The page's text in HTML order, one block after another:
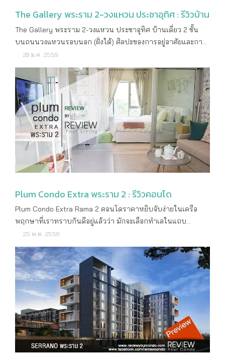
อ่านหนังสือก็ได้ค่ะ อยู่ก่อนที่จะเปิดประตูคีย์การ์ดอีกชั้นเป็นโซนเม
ลบ็อก และโถ่งลิฟท์ เดินเข้ามาทางด้านข้างอาคาร B เราจะเห็น
พื้นที่สีเขียวยาวไปจนถึงอาคาร C ด้านในสุด หากใครที่อยู่ห้อง
ทางฝั่งทิศใต้ของอาคาร B-C ก็จะได้วิวส่วนกลางสวยๆไปด้วยค่ะ
มีโซนสนามเด็กเล่น ห้องฟิตเนสจะอยู่เชื่อมกับอาคาร B ตรงบล็อก
สีส้มที่ยื่นออกมาจากอาคารค่ะ ห้องฟิตเนสจะเป็นกระจกใสรอบ
ด้าน สามารถมองออกไปเป็นวิวส่วนกลางทั้งฝั่งอาคาร B ที่เป็น
สนามเด็กเล่น และฝั่งอาคาร C ที่เป็นสระว่ายน้ำ ออกมาจากห้อง
ฟิตเนส แล้วเดินมาตามสวนสีเขียวจะพบกับสระว่ายน้ำข้างอาคาร
C สระว่ายน้ำระบบเกลือแบบฟรีฟอร์ม ความลึก 1.20 เมตร ส่วน
สระเด็กลึก 0.65 เมตร ยูนิตในอาคาร C ฝั่งทิศใต้จะได้วิวสวยที่สุด
ในโครงการเลยค่ะ บรรยากาศตรงนี้ลึกเข้ามาจากถนนใหญ่เล็ก
น้อย แต่ให้ความเงียบสงบกว่ามาก เดินเข้าไปอีกหน่อยจะมีที่นั่ง
เล่นริมสระด้วย ให้บรรยากาศสไตล์รีสอร์ทได้ดีจริงๆ ค่ะ ส่วนด้าน
โครงการจริงเสร็จแล้ว เรากลับเข้าไปดูห้องตัวอย่างภายใน Sale
กลางของโครงการมากขึ้นค่ะ ซึ่งห้องตัวอย่างจะมีทั้งหมด 2 ห้อง
คือ ขนาด 22.50 ตรม. และ 26.06 ตร.ม. เป็นห้อง Studio ทั้ง 2
แบบค่ะ เปิดห้องตัวอย่าง เริ่มจากห้องแรก ขนาด 22.50 ตร.ม. โซน
แรกเป็นห้องนั่งเล่น ขวามือเป็นเคาน์เตอร์วางทีวี ซ้ายมือเป็นโซฟา
ค่ะ ภายในห้องมีความสูงจากพื้นถึงฝ้าเพดาน 2.6 เมตร ใช้ไฟ
ซาลาเปา ปูพื้นด้วยลามิเนตหนา 8 มม. แต่ห้องที่จะได้จริงเป็นห้อง
เปล่านะคะ จะมีแค่สุขภัณฑ์ในห้องน้ำ เคาน์เตอร์ครัว กับเครื่อง
ปรับอากาศภายแบรนด์ซัมซุงในห้องนอนให้ 1 ตัว พื้นที่วางโซฟา
ขนาด 2 ที่นั่ง สามารถวางโต๊ะกลางหน้าโซฟาเฉพาะขนาดเล็กได้
พื้นที่วางเคาน์เตอร์ทีวีขนาดเล็ก เหมาะสำหรับวางทีวีจอแบน
หรือทีวีแบบแขวน ซ้ายมือเป็นพื้นที่อีกโซนของห้อง ต่อจากพื้นที่
ห้องนั่งเล่นจะเชื่อมต่อด้วยห้องนอน กั้นด้วยประตูกระจกบานเลื่อน
3 ห้องนอน 3 ห้องน้ำ 2 ที่จอดรถ Daisy พื้นที่ใช้สอย 175 ตาราง
เมตร 3 ห้องนอน 2 ห้องน้ำ 2 ที่จอดรถ Rosaline พื้นที่ใช้สอย
160 ตารางเมตร 3 ห้องนอน 3 ห้องน้ำ 2 ที่จอดรถ แบบบ้าน
Diphylleia พื้นที่ใช้สอย 180 ตารางเมตร 3 ห้องนอน 3 ห้องน้ำ 2
ที่จอดรถ แบบบ้าน Dahlia พื้นที่ใช้สอย 175 ตารางเมตร 3 ห้อง
นอน 3 ห้องน้ำ 2 ที่จอดรถ แบบบ้าน Daisy พื้นที่ใช้สอย 175
ตารางเมตร 3 ห้องนอน 2 ห้องน้ำ 2 ที่จอดรถ แบบบ้าน Rosaline
พื้นที่ใช้สอย 160 ตารางเมตร 3 ห้องนอน 3 ห้องน้ำ 2 ที่จอดรถ
สิ่งอำนวยความสะดวก คลับเฮ้าส์ สระว่ายน้ำ ฟิตเนส สนามเด็ก
เล่น สวนสาธารณะ Auto Access Card ระบบรักษาความ
ปลอดภัย และกล้องวงจรปิด สอบถามรายละเอียดเพิ่มเติม โทร
: 1739 ดูรายละเอียดเพิ่มเติม : towncollections.pruksa.com
The Gallery พระราม 2-วงแหวน ประชาอุทิศ : รีวิวบ้าน
The Gallery พระราม 2-วงแหวน ประชาอุทิศ บ้านเดี่ยว 2 ชั้น
บนถนนวงแหวนรอบนอก (ฝั่งใต้) ศิลปะของการอยู่อาศัยและการ
ใช้ชีวิต Art Endorsed Living ด้วยการเปิดอิสระให้คุณได้เลือก ได้
สร้างสรรค์ความศิลป์อย่างสุนทรีย์กับทุกรายละเอียดของบ้าน จาก
พฤกษา เรียลเอสเตท รายละเอียดโครงการ ราคาเริ่มต้น
4,990,000 บาท เจ้าของโครงการ บริษัท พฤกษา เรียลเอส
เตท จำกัด (มหาชน) ลักษณะโครงการ บ้านเดี่ยว 2 ชั้น ที่ตั้ง
โครงการ ซอยประชาอุทิศ 90 แขวงประชาอุทิศ เขต
ประชาอุทิศ กรุงเทพฯ สถานที่สำคัญใกล้เคียง Big C Lotus
Index Living Mall Home Pro อนุบาลเด่นหล้า รร.กสิณธร
รร.เทพศิรินทร์ นนทบุรี วิทยาลัยราชพฤกษ์ รพ.เกษมราษฏร์
รพ.พระนั่งเกล้า แบบบ้านและขนาดพื้นที่ใช้สอย
FRANCESCO พื้นที่ใช้สอย 206 ตร.ม. 3 ห้องนอน 3 ห้องน้ำ 2 ที่
ที่จอดรถ PISSARO พื้นที่ใช้สอย 147 ตร.ม. 3 ห้องนอน 2 ห้องน้ำ 2
ที่จอดรถ แบบบ้าน FRANCESCO พื้นที่ใช้สอย 206 ตร.ม. 3 ห้อง
นอน 3 ห้องน้ำ 2 ที่จอดรถ แบบบ้าน DELANCY พื้นที่ใช้สอย 176
ตร.ม. 3 ห้องนอน 2 ห้องน้ำ 2 ที่จอดรถ แบบบ้าน PISSARO พื้นที่
ใช้สอย 147 ตร.ม. 3 ห้องนอน 2 ห้องน้ำ 2 ที่จอดรถ สิ่งอำนวย
ความสะดวก คลับเฮ้าส์ สวนสาธารณะ สระว่ายน้ำ ฟิตเนส Auto
Access Card ระบบรักษาความปลอดภัยและกล้องวงจรปิด
สอบถามรายละเอียดเพิ่มเติม โทร : 1739 ดูรายละเอียดเพิ่มเติม :
towncollections.pruksa.com
28 ม.ค. 2559
Plum Condo Extra พระราม 2 : รีวิวคอนโด
Plum Condo Extra Rama 2 คอนโดราคาหยิบจับง่ายในเครือพฤกษาที่เราทราบกันดีอยู่แล้วว่า มักจะเลือกทำเลในแถบชานเมืองเสียเป็นส่วนใหญ่ ซึ่งตัวโครงการนี้ตั้งอยู่ทางฝั่งตะวันตกของกรุงเทพ บนถนนสายหลักที่มุ่งหน้าลงใต้ ตอบโจทย์กลุ่มเป้าหมายระดับกลางที่อยากได้คอนโดในราคาที่ไม่สูงเกินเอื้อมมากนัก รอบๆ โครงการและหน้าตาห้องจะเป็นอย่างไรบ้าง ตามมาดูกันเลยครับ การเดินทาง การเดินทางในครั้งนี้เราใช้เส้นทางด่วนเฉลิมมหานคร ข้ามสะพานพระราม 9 หรือสะพานแขวนมาลงที่พระราม 2 กันเลยครับ ง่ายและสะดวกดีครับเส้นทางนี้ พอลงจากทางด่วนมาแล้ว เจอทางออกแรกก็วิ่งตามเส้นคู่ขนานมาอีกประมาณ 2 กิโลเมตรก็ถึงตัวโครงการแล้ว จุดสังเกตุง่ายๆ ก็คือ โครงการ Plum Condo Extra Rama 2 จะถึงก่อนโรงพยาบาลบางมดเล็กน้อยครับ แต่ถ้าไม่อยากขึ้นทางด่วนก็สามารถใช้เส้นทางดาวคะนอง โดยข้ามสะพานพระราม 3 หรือสะพานกรุงเทพ 2 แล้วลงที่ถนนสมเด็จพระเจ้าตากสินไปดาวคะนอง และมาเลี้ยวเข้าถนนพระราม 2 อีกครั้งก็ได้เช่นกัน แต่การเดินทางบนถนนสมเด็จพระเจ้าตากสินในช่วงนี้ไม่ค่อยสะดวกเลย เพราะมีการขุดเจาะทำอุโมงค์ลอดตรงสี่แยกมไหสวรรค์ ถ้าไม่จำเป็นก็ไม่ค่อยแนะนำให้ใช้เส้นทางนี้เลยครับ การจราจรติดขัดมากเกือบตลอดเวลา เลี่ยงไปใช้เส้นทางอื่นจะดีกว่า แผนที่การเดินทางรอบๆ โครงการ การเดินทางวันนี้เราจะขอเริ่มจากบนทางด่วนศรีรัช มุ่งหน้าดาวคะนองนะครับ ตามป้ายไปเรื่อยๆ เลยครับ เบี่ยงออกทางขวาตามป้าย เพื่อไปขึ้นสะพานพระราม 9 ขึ้นสะพานพระราม 9 มาแล้วจะเห็นธนาคารกสิกรไทย สำนักงานใหญ่ตั้งตระหง่านอยู่ทางขวามือ เมื่อลงสะพานมาแล้วเราตรงต่อไปอีกนะครับ ทางซ้ายจะไปออกถนนสุขสวัสดิ์ ถึงตรงนี้เราจะไม่ตามป้ายดาวคะนองแล้วนะครับ เราต้องไปทางสมุทรสาคร ชิดขวาเพื่อไปทางสมุทรสาคร ตามป้ายเลยครับ เมื่อแยกออกมาทางสมุทรสาคร เพื่อไปลงที่ถนนพระราม 2 จะเห็นโรงพยาบาลบางปะกอก 9 อินเตอร์เนชั่นแนล อยู่ด้านขวามือ เมื่อลงมาที่ถนนพระราม 2 แล้ว ให้ชิดซ้ายไว้เลยนะครับ เราจะออกที่ทางออกแรกเลย เมื่อออกจากทางคู่ขนานมาแล้วก็ใกล้ถึงแล้วล่ะครับ จุดสังเกตของโครงการคือท่อผ้าเป่าลมสีชมพูนี่แหละครับ เจอแล้วก็เลี้ยวเข้าไปเลยครับ ปัจจุบันโครงการก่อสร้างเฟส 1 ให้เห็นเป็นรูปเป็นร่างแล้วนะครับ ส่วนพื้นที่ว่างข้างๆ ก็จะใช้ในการก่อสร้างเฟส 2 ต่อไปในอนาคต หน้าตาของสำนักงานขายโครงการ บรรยากาศภายใน ส่วนการเดินทางด้วยระบบขนส่งมวลชนสาธารณะอื่นๆ ก็มีทั้งรถเมล์ รถตู้ หรือถ้าจะไปไหนในระยะใกล้ๆ ก็มีพี่วินมอเตอร์ไซค์ กับรถสองแถวให้ใช้บริการได้ แต่ถ้าเอาสะดวกหน่อยก็เรียกแท็กซี่เลยครับ เรียกง่ายเพราะหน้าโครงการติดถนนใหญ่ ส่วนรถไฟฟ้านี่คงต้องรอกันอีกนานเลย แถมที่ตั้งโครงการก็ไม่ได้อยู่ใกล้กับแนวรถไฟฟ้าด้วย เอาเป็นว่าแค่ลองคิดๆ เผื่อไว้สำหรับอนาคต รอให้รถไฟฟ้า MRT สายสีม่วงสร้างเสร็จ สถานีที่ใกล้ที่สุดก็น่าจะเป็นสถานีดาวคะนอง ซึ่งก็น่าจะพอช่วยร่นระยะเวลาในการเดินทางเข้าออกเมืองไปได้บ้าง วิเคราะห์รอบโครงการ เรามาดูทำเลบริเวณรอบๆ โครงการกันบ้าง โครงการ Plum Condo Extra Rama 2 ตั้งอยู่ริมถนนคู่ขนานพระราม 2 หน้าโครงการตรงกับเกือกม้ากลับรถพอดีเลย ข้างๆ โครงการเป็นปั๊มน้ำมันปตท. ซึ่งใหญ่พอสมควรเลย เพราะมีทั้งร้านสะดวกซื้อและร้านอาหารอีกนิดหน่อย ถัดไปก่อนจะถึงโรงพยาบาลบางมด มีลานกว้าง และทางเลี้ยวเข้าพระราม 2 ซอย 43 บริเวณนี้เป็นพื้นที่ชุมชนด้านในซอยเป็นหมู่บ้านสินทวี ตรงปากซอยจึงมีทั้งคิวรถสองแถว วินมอเตอร์ไซค์รับจ้าง เป็นจุดจอดรถตู้ รวมถึงร้านสะดวกซื้อ ร้านอาหาร ร้านขนม ตลาดสด รถเข็น แผงลอย ก็เปิดขายกันเกือบตลอดวัน บริเวณนี้จึงคึกคักมากเป็นพิเศษ แวะมาหาของกิน ซื้อกับข้าวกลับเข้าบ้านได้ครับ นอกจากนี้ในซอยก็มีร้านขายยา ร้านทำผม คลินิกทำฟัน ร้านซักรีด ร้านแว่น ร้านขายของชำ และร้านอื่นๆ อีกเต็มไปหมด พอถัดจากซอยนี้ไปเราก็จะเจอทางเข้าโรงพยาบาลบางมด ศูนย์สุขภาพและความงาม My Care, Health Land, โชว์รูมรถ, ปั๊มน้ำมันบางจาก ไปจนถึง Big C พระราม 2 ก็จะเจอเกือกม้ากลับรถอีกอัน ซึ่งเชื่อมเข้าห้างเซ็นทรัลพระราม 2 ได้เลย หรือจะกลับรถวิ่งเข้าเมืองก็ต้องใช้สะพานกลับรถอันนี้แหละครับ ซึ่งห้างหลักๆ ที่อยู่ใกล้กับโครงการก็จะมี Big C และเซ็นทรัลนี่แหละ ที่เป็นเหมือนแหล่งช็อปปิ้งหลักของผู้คนในย่านนี้ แต่ถ้าขับรถเลยจากบริเวณนี้ไปอีก ก็จะมี Tesco Lotus และตลาดสดขนาดใหญ่อีกแห่ง ใกล้กับทางแยกใหญ่ที่ตัดไปออกถนนกาญจนาภิเษก และทางด่วนวงแหวนอุตสาหกรรม เชื่อมไปบางนาได้อีกทาง ปั๊ม ปตท. ที่อยู่ข้างๆ โครงการ พระราม 2 ซอย 43 บริเวณปากซอยมีร้านสะดวกซื้อ ร้านขายอาหาร ถัดจากซอยไปอีกหน่อยจะมีทางเข้าโรงพยาบาลบางมด ต่อด้วย Health Land ส่วนบริเวณรอบๆ ตัวโครงการ Plum Condo Extra Rama 2 ส่วนใหญ่ยังเป็นบ้านพักอาศัยในแนวราบสูง 1-2 ชั้นครับ จะมีอาคารพาณิชย์บ้างตรงโซนด้านหน้าติดถนนใหญ่ แต่ก็สูงไม่เกิน 4-5 ชั้น เรื่องปัญหาการบังวิวจึงมีผลกระทบน้อยมาก ยิ่งในเฟสแรกที่เปิดขายอยู่ลึกเข้ามาด้านในทางฝั่งขวาของพื้นที่ทั้งหมด จึงเรียกว่าไม่โดนตึกแถวด้านหน้าบังวิวเลยด้วยซ้ำ สำหรับโครงการ Low Rise แบบนี้ เลือกซักชั้น 3 ขึ้นไปก็พ้นวิวหลังคาบ้านละครับ Master Plan แสดงให้เห็นถึงภาพรวมของโครงการในเฟสแรก ซึ่งจะใช้ทางเข้าร่วมกับเฟสอื่นๆ และ Commercial ด้านหน้า ถนนทางเข้าจะเป็นถนน 2 เลน ผ่าน 3 วงเวียน ก่อนจะถึงทางเข้าตัวโครงการ สำหรับเฟสแรกที่กำลังเปิดขายกันอยู่นี้ ประกอบด้วยอาคาร Low Rise สูง 8 ชั้นทั้งหมด 3 อาคาร ซึ่งจะมีคลองเล็กๆ กั้นที่ดินตรงนี้ออกจากที่ดินผืนใหญ่ของโครงการอีกที ทำให้โครงการในเฟสแรกดูเป็นสัดส่วนแยกออกมาอย่างชัดเจน ลักษณะที่ดินเป็นสี่เหลี่ยมผืนผ้า ตั้งเป็นแนวยาวลึกเข้ามาด้านในตามทิศเหนือใต้ ดังนั้นห้องพักในตัวอาคารจึงเรียงตัวเผชิญหน้ากับแดดจากทิศตะวันออกและตะวันตกเสียเป็นส่วนใหญ่ ในขณะที่ห้องชั้นล่างๆ ของอาคาร A และ B ที่หันหน้าเข้าหากันอาจจะพ้นระยะแดดบ้างจากที่ได้ตึกตรงข้ามบังให้ แต่ก็ไม่น่าจะมากเท่าไหร่ ในส่วนของห้องพักจะเริ่มตั้งแต่ชั้น 2 ขึ้นไปนะครับ ยกเว้นอาคาร C ที่มีห้องพักตั้งแต่ชั้น 1 เลย และ Facility ส่วนกลางทั้งหมดก็จะอยู่ตรงคอร์ทกลางระหว่างอาคาร แต่แยกเป็น 2 โซน โซนแรกอยู่ระหว่างอาคาร A และ B จะมีสระว่ายน้ำขนาด 6x20 เมตร ล้อมรอบไปด้วยสวนหย่อมเพื่อเพิ่มความเป็นส่วนตัว ลดทอนการมองเห็นจากลานจอดรถ และยังมีสนามเด็กเล่นอยู่ในโซนนี้ด้วย ในขณะที่โซนหน้าอาคาร C จะเป็นห้องออกกำลังกาย และมีพื้นที่สวนไว้ให้พักผ่อนอีกนิดหน่อย การแยกพื้นที่ส่วนกลางออกเป็น 2 โซนแบบนี้ อาจจะไม่ค่อยสะดวกสำหรับคนที่ต้องการออกกำลังกาย แล้วไปว่ายน้ำต่อ เพราะต้องเดินข้ามโซนไป เช่นเดียวกันกับลูกบ้านในอาคาร C ก็จะอยู่ห่างจากสระว่ายน้ำมากหน่อย และลูกบ้านในอาคาร A และ B ที่ต้องเดินไกลอีกนิดถ้าจะมาออกกำลังกายที่ห้อง Fitness แต่โดยภาพรวมแล้ว ทางโครงการก็จัดพื้นที่ส่วนกลางให้มากขึ้นพอสมควรเลยนะครับ เพราะมีคำว่า Extra ต่อท้ายนี่แหละครับ เห็นว่ามีเพิ่มพื้นที่สวนและเส้นทางจักรยานให้ในโครงการด้วยนะครับ จะใช้งานได้จริงแค่ไหน ต้องรอดูตอนสร้างเสร็จอีกที เรื่องพื้นที่จอดรถ ในบริเวณเฟสแรกจะใช้พื้นที่ใต้อาคาร และพื้นที่กลางแจ้งเป็นที่จอดรถนะครับ ซึ่งสามารถรองรับจำนวนรถแบบนับรวมจอดซ้อนคันแล้วได้ถึง 40% ถือว่าไม่มากไม่น้อยสำหรับโครงการในระดับนี้ และจากที่เห็นในโมเดลยังมีพื้นที่จอดรถจักรยานตามอาคารด้วย แต่ไม่รู้ว่าของจริงจะจอดกันแบบไหน และเหมาะที่เราจะเอาจักรยานมาจอดไว้กลางแจ้งแบบในโมเดลรึเปล่าครับ ภาพจากโมเดลโครงการ แสดงให้เห็น Facility ที่อยู่ตรงกลางระหว่างอาคารทั้ง 2 ฝั่ง ภาพจำลองสระว่ายน้ำขนาด 6x20 เมตร อยู่ระหว่างอาคาร A กับ B ภาพจากโมเดลจำลองฟิตเนสที่ตั้งอยู่หน้าอาคาร C ทางเข้า-ออก โครงการ พาชมห้องตัวอย่าง สำหรับห้องของโครงการ Plum Condo Extra Rama 2 ส่วนใหญ่จะเป็นห้องแบบ 1 Bedroom-s และห้อง 1 Bedroom นะครับ ส่วนห้องแบบ 2 Bedroom ก็มีบ้างแต่ไม่มากนัก และเป็นห้องมุมอาคารซะทั้งหมด เรามาดูห้องตัวอย่างของทางโครงการกันดีกว่าครับ เริ่มด้วยห้องแบบ 1 Bedroom-s ขนาด 22.87 ตร.ม. ซึ่งเป็นขนาดเริ่มต้นที่เล็กกระทัดรัด แต่จัด Layout ห้องได้ค่อนข้างลงตัวเหมือนกัน พื้นที่ห้องนอน ที่นั่งเล่น หรือโต๊ะทำงาน ใช้พื้นที่ในโซนเดียวกันหมดเลย ในขณะที่ห้องน้ำและห้องครัวแยกออกไปที่ด้านของห้อง ถ้ากั้นประตูกระจกเพิ่มอีกหน่อยตรงทางเข้าห้องครัวก็จะได้เป็นครัวปิด สามารถทำอาหารกันได้จริงจังหน่อย เพราะไม่ต้องกลัวกลิ่นรบกวนในห้องนอน และสามารถเปิดประตูระเบียงช่วยระบายกลิ่นได้ ซึ่งอันนี้เป็นไอเดียนะครับ เพราะทางโครงการไม่ได้ติดประตูกั้นห้องครัวมาให้ โดยรวมแล้วถ้าไม่ได้มีข้าวของมากมาย ห้องแบบนี้ก็อยู่คนเดียวได้แบบหลวมๆ เลยครับ แบบห้อง 1 Bedroom-s ขนาด 22.87 ตารางเมตร เมื่อเข้ามาในห้องแล้วจะเจอส่วนของ Living Area ก่อนเลยครับ พื้นที่ในส่วน Living Area จะดูกระทัดรัดสักหน่อยนะครับ ในห้องตัวอย่างใช้ทีวีแบบแขวนผนังทำให้ดูพื้นที่ดูโล่งขึ้นมาหน่อย จุดที่วางโซฟา ถ้าวางโซฟา 2 ที่นั่งแบบในห้องตัวอย่างก็จะมีพื้นที่ข้างๆ เหลือให้วางโต๊ะข้างหรือโต๊ะทำงานได้อีกหน่อย หรือเอาไม่โต๊ะทำงาน แต่จะวางโซฟา 3 ที่นั่งก็ได้เหมือนกันครับ ระยะห่างระหว่างโซฟากับทีวีถือว่าโอเคเลยครับ ไม่ได้ใกล้มาจนเกินไป คราวนี้เราเข้าไปดูห้องนอนที่อยู่ด้านในกันต่อ ห้องนอนจะกั้นด้วยประตูกระจกบานเลื่อน 2 ตอน ในห้องตัวอย่างวางเตียงขนาด 5 ฟุต อย่างที่เห็นนะครับ พื้นที่รอบๆ เตียงจะเหลืออยู่นิดหน่อย หน้าต่างในห้องนอนจะเป็นบาน Fix บานใหญ่ และมีบานเปิดอยู่ด้านขวามือ 1 บาน ด้านปลายเตียงจะเป็นตู้เสื้อผ้า และมีพื้นที่ว่างข้างๆ สามารถวางเป็นโต๊ะเครื่องแป้งได้ครับ มาดูกันต่อที่ห้องครัวเลยครับ เคาน์เตอร์ครัวจะได้ขนาดเล็กกระทัดรัด เหมาะสำหรับใช้ในการเตรียมอาหาร ชั้นลอยด้านบนจะเป็นจุดที่วางไมโครเวฟ อีกด้านจะเป็นโต๊ะทานอาหารสำหรับ 2 ทาน ระเบียงจะอยู่ต่อจากครัวนะครับ กั้นด้วยประตูกระจกบานเลื่อน 2 ตอน ขนาดความกว้างของระเบียงประมาณ 1.1 เมตร จุดที่วางเครื่องซักผ้า วางงานระบบมาให้พร้อม มองย้อนจากระเบียงผ่านครัวเข้ามา จะเป็นห้องน้ำ การจัดวางสุขภัณฑ์ในห้องน้ำ โดยสุขภัณฑ์ที่ใช้ทั้งหมดจะเป็นของ Mogen อ่างล้างหน้าทรงสี่เหลี่ยม มาพร้อมกระจกเงาขนาดพอดีตัว โถสุขภัณฑ์จะใช้ถังพักน้ำแบบฝังผนัง ทำให้มีพื้นที่วางของเพิ่มขึ้นมาอีกนิดหน่อย ส่วน Shower Box ขนาดก็เกือบๆ จะพอดีตัวเลยนะครับ ค่อนข้างเล็กอยู่สักหน่อย ฉากกั้น Shower Box ที่เห็นทางโครงการไม่ได้แถมมาให้ด้วยนะครับ ห้องต่อไปเป็นห้องแบบ 1 Bedroom พื้นที่ใช้สอยเพิ่มมาอีกหน่อยที่ 28.78 ตร.ม. ลักษณะห้องนี้จะลึกกว่าห้องแบบ 1 Bedroom-s นิดหน่อย และมีการกั้นพื้นที่ใช้สอยให้แยกออกจากกันชัดเจนขึ้น ทั้งในส่วนของห้องนอนที่มีประตูกระจกบานเลื่อนเพื่อเพิ่มความเป็นส่วนตัวมากขึ้น และ Living Area ก็กว้างพอที่วางโต๊ะกินข้าวเพิ่มได้ หรือจะตกแต่งให้เป็นพื้นที่ห้องนั่งเล่นไปเต็มๆ เลยก็ได้ ส่วนพื้นที่ครัวและห้องน้ำก็แยกไว้อีกด้านคล้ายๆ กับห้องก่อนหน้า แต่มีประตูเลื่อนมาให้เลยดูเป็นสัดส่วนมากกว่า แปลนห้อง 1 ห้องนอน ขนาด 28.78 ตารางเมตร จะเห็นว่าในแปลนห้องจะมีโต๊ะทานอาหารวางอยู่หน้าห้องนอน แต่ในห้องตัวอย่างไม่มีนะครับ ห้องนี้ตกแต่งด้วยโทนสีหวานๆ เหมาะกับคุณผู้หญิงที่สุดเลยครับ เข้ามาในห้องแล้วจะเจอกับส่วน Living Area ก่อนเลยครับ คล้ายๆ กับห้อง 1 Bedroom-s ระยะห่างระหว่างทีวีกับโซฟาถือว่าห่างทีเดียวครับ วางทีวีจอใหญ่ๆ ได้สบายๆ จุดที่วางโซฟามีพื้นที่เยอะพอสมควร นอกจากโซฟาแล้ว สามารถวางชั้นหรือตู้โชว์ได้เลย เดี๋ยวเราข้ามจาก Living Area ไปดูในห้องนอนกันต่อ ห้องนอนจะกั้นด้วยประตูกระจกบานเลื่อน 3 ตอน ในห้องตัวอย่างวางเตียงขนาด 5 ฟุตเหมือนกันครับ ทำให้มีพื้นที่ข้างเตียงเหลืออยู่พอสมควร จนสามารถวางโต๊ะข้างได้ทั้ง 2 ฝั่ง ถ้าใครชอบเตียงใหญ่ๆ จัดเตียง 6 ฟุตได้สบายๆ เลยครับ หน้าต่างในห้องน
25 พ.ค. 2558